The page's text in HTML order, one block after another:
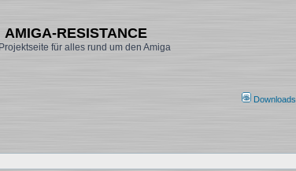
AMIGA-RESISTANCE
für alles rund um den Amiga
Downloads